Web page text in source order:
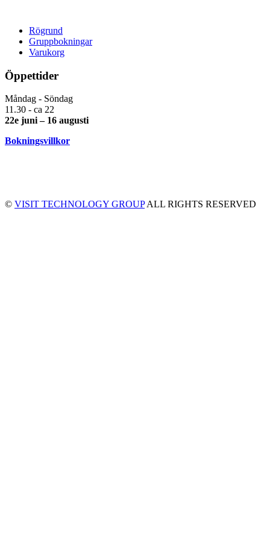
Rögrund
Gruppbokningar
Varukorg
Öppettider
Måndag - Söndag
11.30 - ca 22
22e juni – 16 augusti
Bokningsvillkor
© VISIT TECHNOLOGY GROUPALL RIGHTS RESERVED